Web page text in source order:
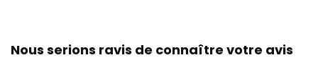
Nous serions ravis de connaître votre avis